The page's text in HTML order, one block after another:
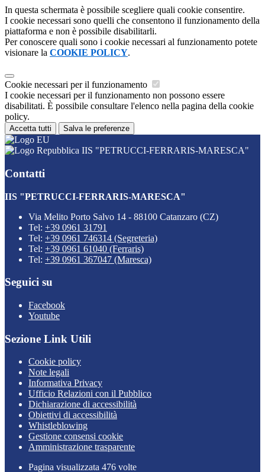
In questa schermata è possibile scegliere quali cookie consentire.
I cookie necessari sono quelli che consentono il funzionamento della
piattaforma e non è possibile disabilitarli.
Per conoscere quali sono i cookie necessari al funzionamento potete
visionare la COOKIE POLICY.
Cookie necessari per il funzionamento
I cookie necessari per il funzionamento non possono essere
disabilitati. È possibile consultare l'elenco nella pagina della cookie
policy.
Accetta tutti Salva le preferenze
IIS "PETRUCCI-FERRARIS-MARESCA"
Contatti
IIS "PETRUCCI-FERRARIS-MARESCA"
Via Melito Porto Salvo 14 - 88100 Catanzaro (CZ)
Tel: +39 0961 31791
Tel: +39 0961 746314 (Segreteria)
Tel: +39 0961 61040 (Ferraris)
Tel: +39 0961 367047 (Maresca)
Seguici su
Facebook
Youtube
Sezione Link Utili
Cookie policy
Note legali
Informativa Privacy
Ufficio Relazioni con il Pubblico
Dichiarazione di accessibilità
Obiettivi di accessibilità
Whistleblowing
Gestione consensi cookie
Amministrazione trasparente
Pagina visualizzata 476 volte